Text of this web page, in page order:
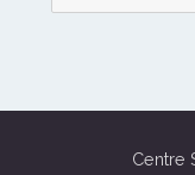
Centre